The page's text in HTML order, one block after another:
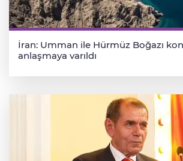
İran: Umman ile Hürmüz Boğazı
anlaşmaya varıldı